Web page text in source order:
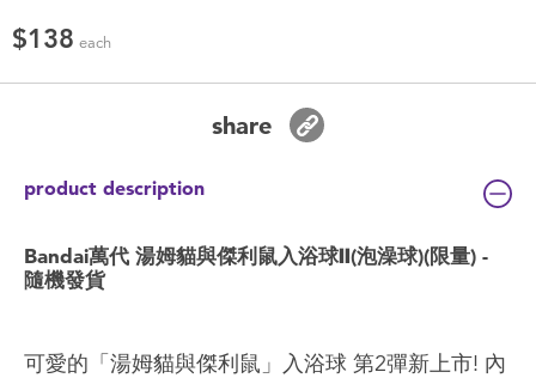
$138 each
share
product description
Bandai萬代 湯姆貓與傑利鼠入浴球Ⅱ(泡澡球)(限量) -
隨機發貨
可愛的「湯姆貓與傑利鼠」入浴球 第2彈新上市! 內